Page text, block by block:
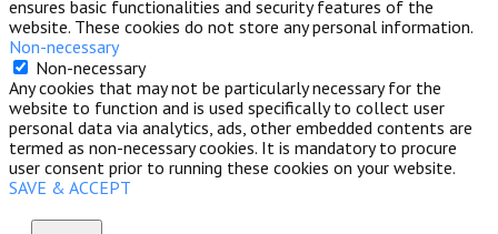
ensures basic functionalities and security features of the
website. These cookies do not store any personal information.
Non-necessary
Non-necessary
Any cookies that may not be particularly necessary for the
website to function and is used specifically to collect user
personal data via analytics, ads, other embedded contents are
termed as non-necessary cookies. It is mandatory to procure
user consent prior to running these cookies on your website.
SAVE & ACCEPT